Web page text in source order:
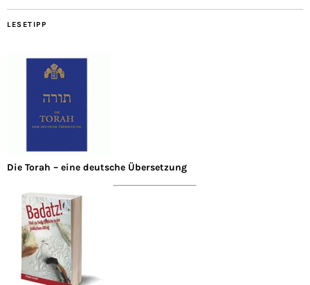
LESETIPP
Die Torah – eine deutsche Übersetzung